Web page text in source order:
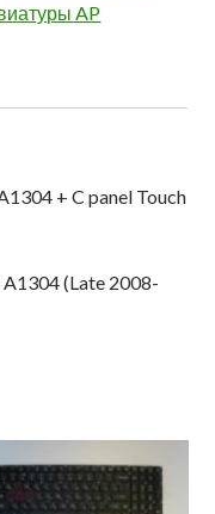
AP
+ C panel Touch
(Late 2008-